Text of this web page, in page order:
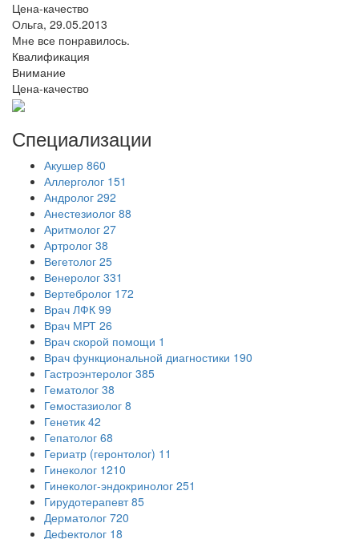
Цена-качество
Ольга, 29.05.2013
Мне все понравилось.
Квалификация
Внимание
Цена-качество
Специализации
Акушер 860
Аллерголог 151
Андролог 292
Анестезиолог 88
Аритмолог 27
Артролог 38
Вегетолог 25
Венеролог 331
Вертебролог 172
Врач ЛФК 99
Врач МРТ 26
Врач скорой помощи 1
Врач функциональной диагностики 190
Гастроэнтеролог 385
Гематолог 38
Гемостазиолог 8
Генетик 42
Гепатолог 68
Гериатр (геронтолог) 11
Гинеколог 1210
Гинеколог-эндокринолог 251
Гирудотерапевт 85
Дерматолог 720
Дефектолог 18